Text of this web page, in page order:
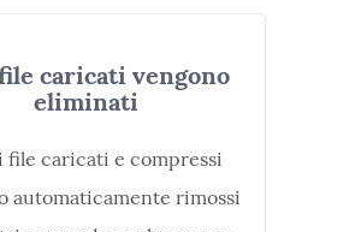
caricati vengono
eliminati
caricati e compressi
automaticamente rimossi